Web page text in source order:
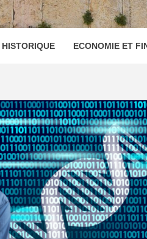
HISTORIQUE ECONOMIE ET